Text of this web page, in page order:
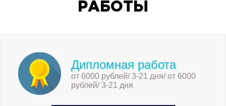
РАБОТЫ
Дипломная работа
от 6000 рублей/ 3-21 дня/ от 6000
рублей/ 3-21 дня